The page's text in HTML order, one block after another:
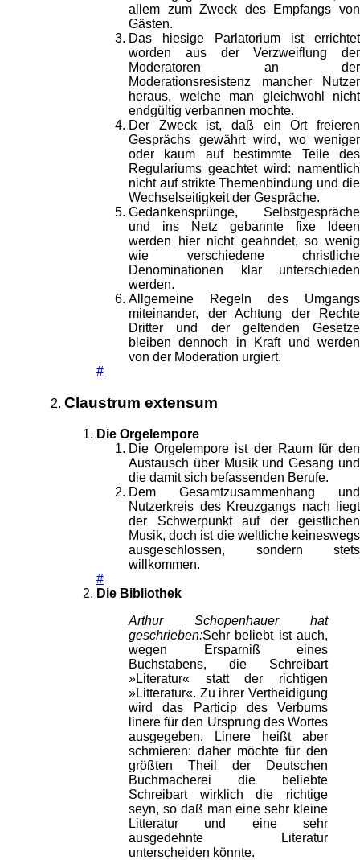
allem zum Zweck des Empfangs von
Gästen.
Das hiesige Parlatorium ist errichtet
worden aus der Verzweiflung der
Moderatoren an der
Moderationsresistenz mancher Nutzer
heraus, welche man gleichwohl nicht
endgültig verbannen mochte.
Der Zweck ist, daß ein Ort freieren
Gesprächs gewährt wird, wo weniger
oder kaum auf bestimmte Teile des
Regulariums geachtet wird: namentlich
nicht auf strikte Themenbindung und die
Wechselseitigkeit der Gespräche.
Gedankensprünge, Selbstgespräche
und ins Netz gebannte fixe Ideen
werden hier nicht geahndet, so wenig
wie verschiedene christliche
Denominationen klar unterschieden
werden.
Allgemeine Regeln des Umgangs
miteinander, der Achtung der Rechte
Dritter und der geltenden Gesetze
bleiben dennoch in Kraft und werden
von der Moderation urgiert.
#
Claustrum extensum
Die Orgelempore
Die Orgelempore ist der Raum für den
Austausch über Musik und Gesang und
die damit sich befassenden Berufe.
Dem Gesamtzusammenhang und
Nutzerkreis des Kreuzgangs nach liegt
der Schwerpunkt auf der geistlichen
Musik, doch ist die weltliche keineswegs
ausgeschlossen, sondern stets
willkommen.
#
Die Bibliothek
Arthur Schopenhauer hat
geschrieben:Sehr beliebt ist auch,
wegen Ersparniß eines
Buchstabens, die Schreibart
»Literatur« statt der richtigen
»Litteratur«. Zu ihrer Vertheidigung
wird das Particip des Verbums
linere für den Ursprung des Wortes
ausgegeben. Linere heißt aber
schmieren: daher möchte für den
größten Theil der Deutschen
Buchmacherei die beliebte
Schreibart wirklich die richtige
seyn, so daß man eine sehr kleine
Litteratur und eine sehr
ausgedehnte Literatur
unterscheiden könnte.